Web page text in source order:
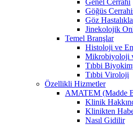
Göğüs
Göz
Jinekolojik
Temel Branşlar
Histoloji ve
Mikrobiyoloji
Tıbbi
Tıbbi Viroloji
Özellikli Hizmetler
AMATEM (Madde
Klinik
Klinikten
Nasıl Gidilir